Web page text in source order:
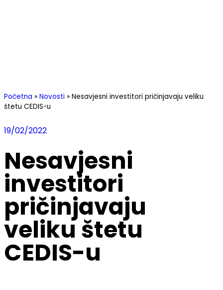
Početna » Novosti » Nesavjesni investitori pričinjavaju veliku
štetu CEDIS-u
19/02/2022
Nesavjesni
investitori
pričinjavaju
veliku štetu
CEDIS-u